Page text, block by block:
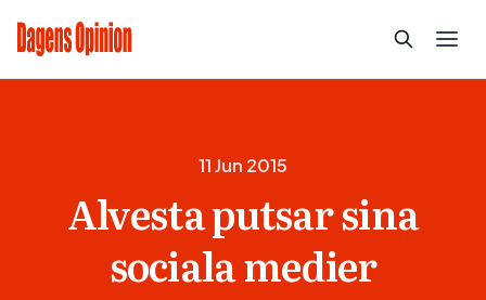
11 Jun 2015
Alvesta putsar sina
sociala medier